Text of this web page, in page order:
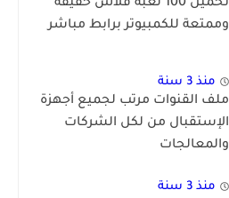
تحميل 100 لعبة فلاش خفيفة
وممتعة للكمبيوتر برابط مباشر
منذ 3 سنة
ملف القنوات مرتب لجميع أجهزة
الإستقبال من لكل الشركات
والمعالجات
منذ 3 سنة